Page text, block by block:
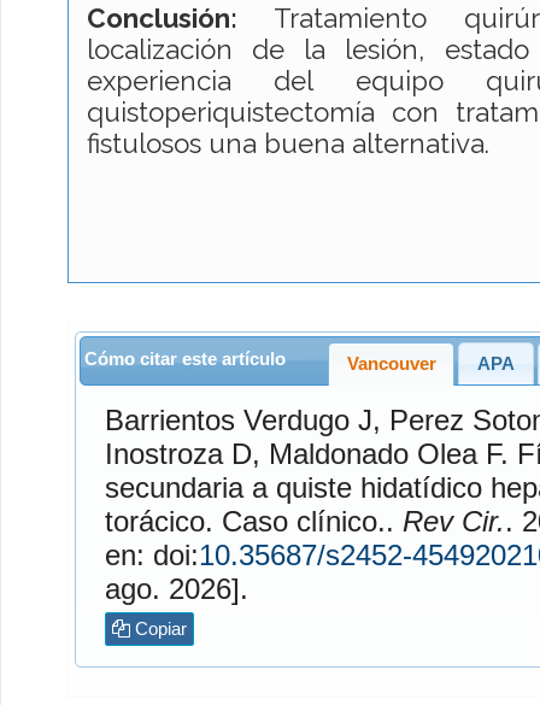
Conclusión: Tratamiento
localización de la lesión,
experiencia del equipo
quistoperiquistectomía con
fistulosos una buena alternativa.
Cómo citar este artículo Vancouver APA
Barrientos VerdugoJ, Perez
InostrozaD, Maldonado OleaF. Fístula biliobronquial
secundaria a quiste hidatídico
torácico. Caso clínico.. Rev Cir..
en: doi:10.35687/s2452-
ago. 2026].
Copiar